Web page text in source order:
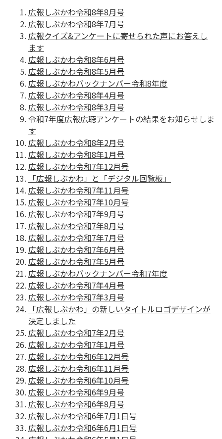
広報しぶかわ令和8年8月号
広報しぶかわ令和8年7月号
広報クイズ&アンケートに寄せられた声にお答えし
ます
広報しぶかわ令和8年6月号
広報しぶかわ令和8年5月号
広報しぶかわバックナンバー令和8年度
広報しぶかわ令和8年4月号
広報しぶかわ令和8年3月号
令和7年度広報広聴アンケートの結果をお知らせしま
す
広報しぶかわ令和8年2月号
広報しぶかわ令和8年1月号
広報しぶかわ令和7年12月号
「広報しぶかわ」と「デジタル回覧板」
広報しぶかわ令和7年11月号
広報しぶかわ令和7年10月号
広報しぶかわ令和7年9月号
広報しぶかわ令和7年8月号
広報しぶかわ令和7年7月号
広報しぶかわ令和7年6月号
広報しぶかわ令和7年5月号
広報しぶかわバックナンバー令和7年度
広報しぶかわ令和7年4月号
広報しぶかわ令和7年3月号
「広報しぶかわ」の新しいタイトルロゴデザインが
決定しました
広報しぶかわ令和7年2月号
広報しぶかわ令和7年1月号
広報しぶかわ令和6年12月号
広報しぶかわ令和6年11月号
広報しぶかわ令和6年10月号
広報しぶかわ令和6年9月号
広報しぶかわ令和6年8月号
広報しぶかわ令和6年7月1日号
広報しぶかわ令和6年6月1日号